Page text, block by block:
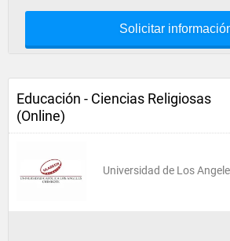
Solicitar
Educación - Ciencias Religiosas
(Online)
Universidad de Los